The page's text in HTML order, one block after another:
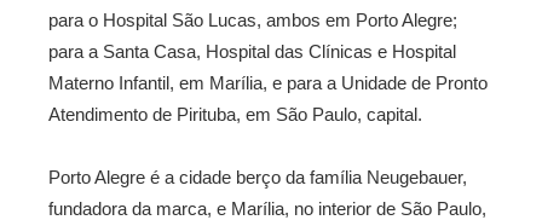
para o Hospital São Lucas, ambos em Porto Alegre;
para a Santa Casa, Hospital das Clínicas e Hospital
Materno Infantil, em Marília, e para a Unidade de Pronto
Atendimento de Pirituba, em São Paulo, capital.
Porto Alegre é a cidade berço da família Neugebauer,
fundadora da marca, e Marília, no interior de São Paulo,